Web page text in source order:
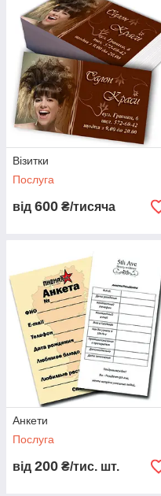
Візитки
Послуга
від 600 ₴/тисяча
Анкети
Послуга
від 200 ₴/тис. шт.